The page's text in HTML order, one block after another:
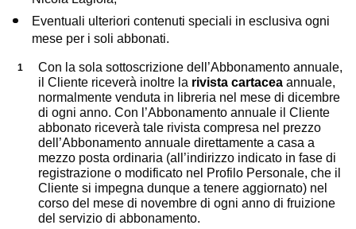
Eventuali ulteriori contenuti speciali in esclusiva ogni
mese per i soli abbonati.
Con la sola sottoscrizione dell’Abbonamento annuale,
il Cliente riceverà inoltre la rivista cartacea annuale,
normalmente venduta in libreria nel mese di dicembre
di ogni anno. Con l’Abbonamento annuale il Cliente
abbonato riceverà tale rivista compresa nel prezzo
dell’Abbonamento annuale direttamente a casa a
mezzo posta ordinaria (all’indirizzo indicato in fase di
registrazione o modificato nel Profilo Personale, che il
Cliente si impegna dunque a tenere aggiornato) nel
corso del mese di novembre di ogni anno di fruizione
del servizio di abbonamento.